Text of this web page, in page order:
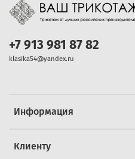
Информация
Клиенту
+7 913 981 87 82
klasika54@yandex.ru